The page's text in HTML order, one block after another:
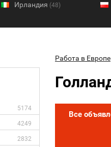
Ирландия (48)
5174
4249
2832
Работа в Европе
Все